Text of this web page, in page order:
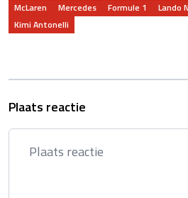
McLaren Mercedes Formule 1 Lando
Kimi Antonelli
Plaats reactie